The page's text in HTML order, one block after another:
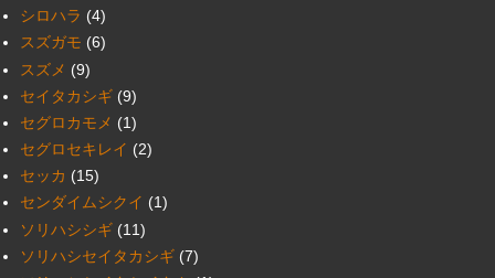
シロハラ (4)
スズガモ (6)
スズメ (9)
セイタカシギ (9)
セグロカモメ (1)
セグロセキレイ (2)
セッカ (15)
センダイムシクイ (1)
ソリハシシギ (11)
ソリハシセイタカシギ (7)